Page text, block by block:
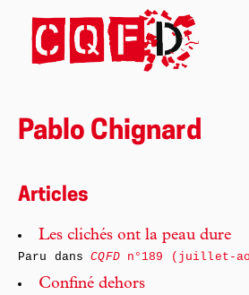
Pablo Chignard
Articles
Les clichés ont la peau dure
Paru dansCQFDn°189 (juillet-
Confiné dehors